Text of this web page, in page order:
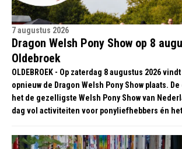
7 augustus 2026
Dragon Welsh Pony Show op 8
Oldebroek
OLDEBROEK - Op zaterdag 8 augustus 2026
opnieuw de Dragon Welsh Pony Show plaats.
het de gezelligste Welsh Pony Show van
dag vol activiteiten voor ponyliefhebbers én